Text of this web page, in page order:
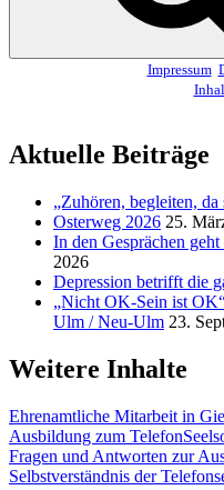
Impressum
Aktuelle Beiträge
„Zuhören, begleiten, da
Osterweg 2026 25.
In den Gesprächen
2026
Depression betrifft die
„Nicht OK-Sein ist
Ulm / Neu-Ulm 23.
Weitere Inhalte
Ehrenamtliche Mitarbeit in
Ausbildung zum
Fragen und Antworten zur
Selbstverständnis der